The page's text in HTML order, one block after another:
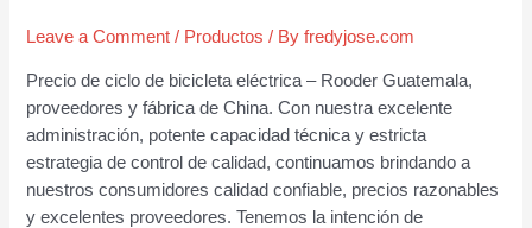
Leave a Comment / Productos / Byfredyjose.com
Precio de ciclo de bicicleta eléctrica – Rooder Guatemala,
proveedores y fábrica de China. Con nuestra excelente
administración, potente capacidad técnica y estricta
estrategia de control de calidad, continuamos brindando a
nuestros consumidores calidad confiable, precios razonables
y excelentes proveedores. Tenemos la intención de